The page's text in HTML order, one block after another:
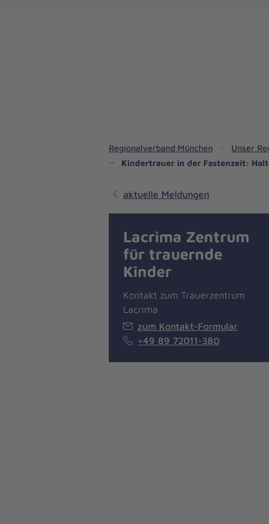
Regionalverband München Unser
Kindertrauer in der Fastenzeit:
aktuelle Meldungen
Lacrima Zentrum
für trauernde
Kinder
Kontakt zum Trauerzentrum
Lacrima
zum Kontakt-Formular
+49 89 72011-380